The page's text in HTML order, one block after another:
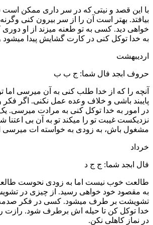
با این قصد و نیتی که در سر داری ممکن
بیافتد. بهتر است آن را از سر بیرون کنی
خواهی دید. کسی به تو طعنه میزند از او دوری
به خدا توکل کنی در کارت گشایش پیدا
اردیبهشت
حروف ابجد فال شما: ج ب ب
آنچه را که از خدا طلب کنی به آن میرسی اما
پایبند باشی و خلاف وعده عمل نکنی. اگر
در امور به خدا توکل کنی به مرادت میرسی. یک
نزدیکست غیبت تو را میکند تو به آن بی اعتنا
مشغول باش، به زودی به خواسته ات میرسی
خرداد
فال ابجد شما: ج ج د
طالعت خوب نیست اما به زودی نحوست
به مقصود خود خواهی رسید. از چیزی در
تشویشت بر طرف میشود. کسی در فکر
خدا توکل کن تا حیله اش برطرف شود. رازت
در نماز کاهلی نکن.